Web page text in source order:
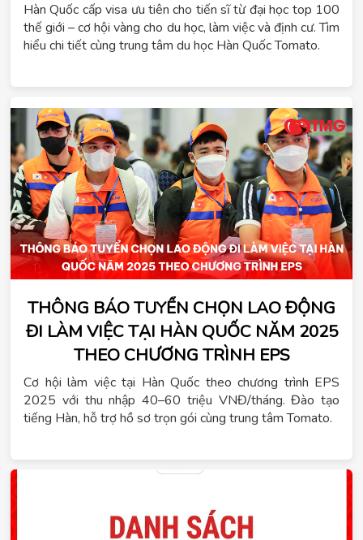
Hàn Quốc cấp visa ưu tiên cho tiến sĩ từ đại học top 100
thế giới – cơ hội vàng cho du học, làm việc và định cư. Tìm
hiểu chi tiết cùng trung tâm du học Hàn Quốc Tomato.
THÔNG BÁO TUYỂN CHỌN LAO ĐỘNG
ĐI LÀM VIỆC TẠI HÀN QUỐC NĂM 2025
THEO CHƯƠNG TRÌNH EPS
Cơ hội làm việc tại Hàn Quốc theo chương trình EPS
2025 với thu nhập 40–60 triệu VNĐ/tháng. Đào tạo
tiếng Hàn, hỗ trợ hồ sơ trọn gói cùng trung tâm Tomato.